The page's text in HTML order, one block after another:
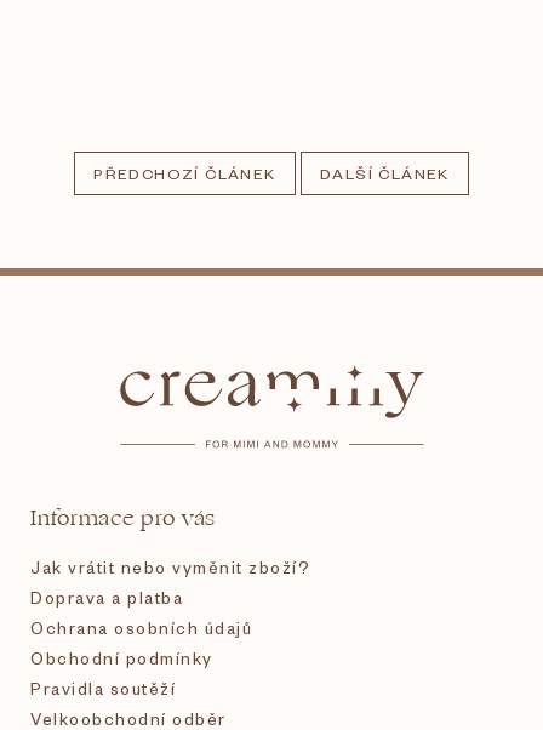
PŘEDCHOZÍ ČLÁNEK DALŠÍ ČLÁNEK
Informace pro vás
Jak vrátit nebo vyměnit zboží?
Doprava a platba
Ochrana osobních údajů
Obchodní podmínky
Pravidla soutěží
Velkoobchodní odběr